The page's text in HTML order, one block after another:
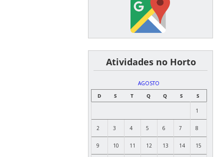
͏ ͏ ͏ ͏ ͏ ͏Atividades no Horto
AGOSTO
D
S T Q Q S S
1
2 3 4 5 6 7 8
9 10 11 12 13 14 15